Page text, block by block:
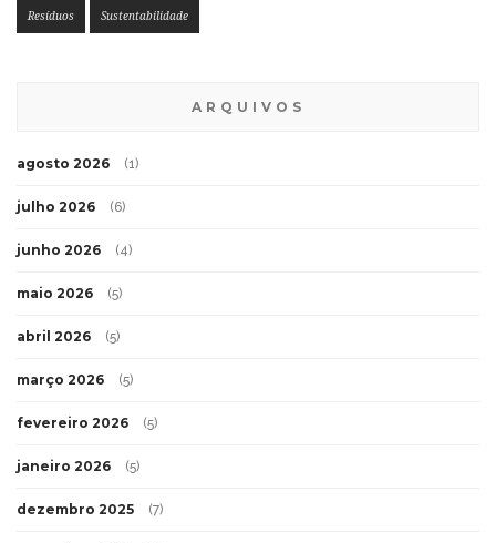
Resíduos Sustentabilidade
ARQUIVOS
agosto 2026 (1)
julho 2026 (6)
junho 2026 (4)
maio 2026 (5)
abril 2026 (5)
março 2026 (5)
fevereiro 2026 (5)
janeiro 2026 (5)
dezembro 2025 (7)